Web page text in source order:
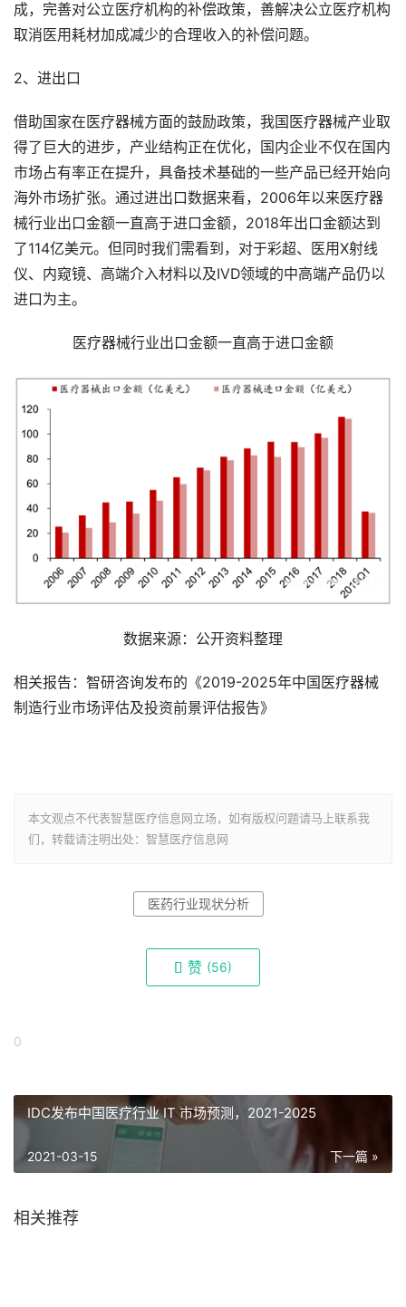
成，完善对公立医疗机构的补偿政策，善解决公立医疗机构
取消医用耗材加成减少的合理收入的补偿问题。
2、进出口
借助国家在医疗器械方面的鼓励政策，我国医疗器械产业取
得了巨大的进步，产业结构正在优化，国内企业不仅在国内
市场占有率正在提升，具备技术基础的一些产品已经开始向
海外市场扩张。通过进出口数据来看，2006年以来医疗器
械行业出口金额一直高于进口金额，2018年出口金额达到
了114亿美元。但同时我们需看到，对于彩超、医用X射线
仪、内窥镜、高端介入材料以及IVD领域的中高端产品仍以
进口为主。
医疗器械行业出口金额一直高于进口金额
数据来源：公开资料整理
相关报告：智研咨询发布的《2019-2025年中国医疗器械
制造行业市场评估及投资前景评估报告》
本文观点不代表智慧医疗信息网立场，如有版权问题请马上联系我
们，转载请注明出处：智慧医疗信息网
医药行业现状分析
赞 (56)
0
IDC发布中国医疗行业 IT 市场预测，2021-2025
下一篇 »
2021-03-15
相关推荐